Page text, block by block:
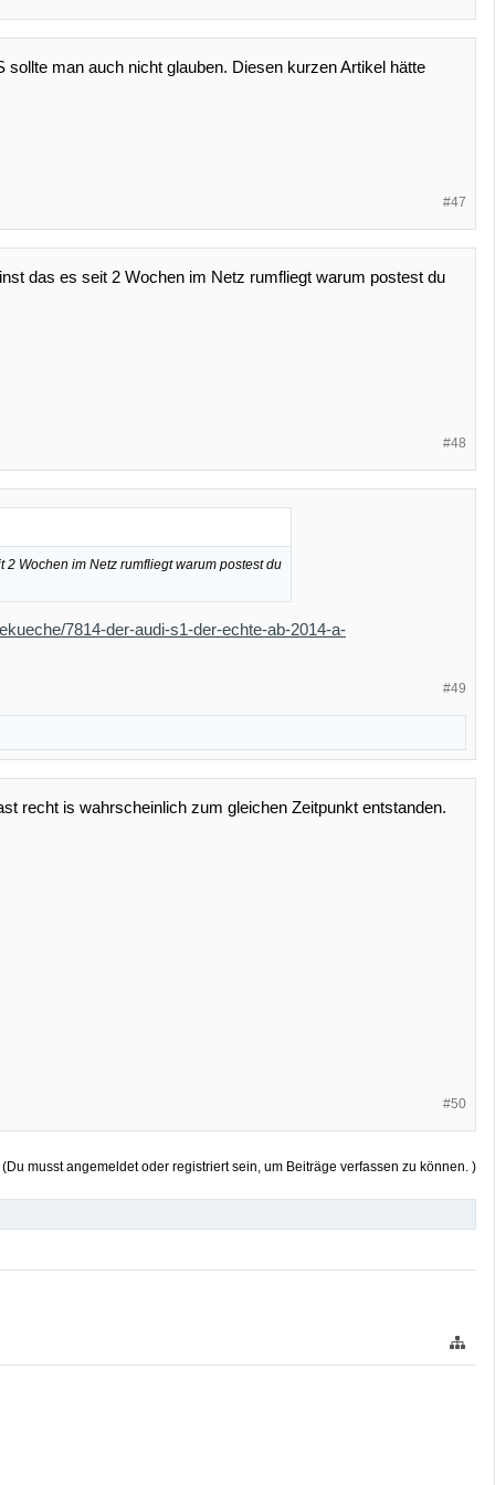
man auch nicht glauben. Diesen kurzen Artikel hätte
#47
das es seit 2 Wochen im Netz rumfliegt warum postest du
#48
Wochen im Netz rumfliegt warum postest du
7814-der-audi-s1-der-echte-ab-2014-a-
#49
recht is wahrscheinlich zum gleichen Zeitpunkt entstanden.
#50
(Du musst angemeldet oder registriert sein, um Beiträge verfassen zu können. )